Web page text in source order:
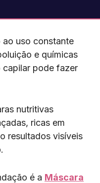
ao uso constante
e químicas
capilar pode fazer
nutritivas
ricas em
resultados visíveis
é a Máscara